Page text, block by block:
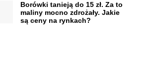
Borówki tanieją do 15 zł. Za to
maliny mocno zdrożały. Jakie
są ceny na rynkach?